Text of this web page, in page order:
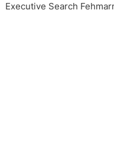
Executive Search